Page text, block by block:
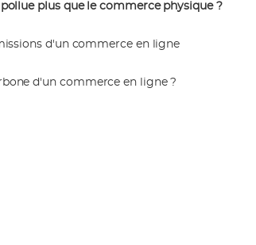
plus que le commerce physique ?
d'un commerce en ligne
d'un commerce en ligne ?